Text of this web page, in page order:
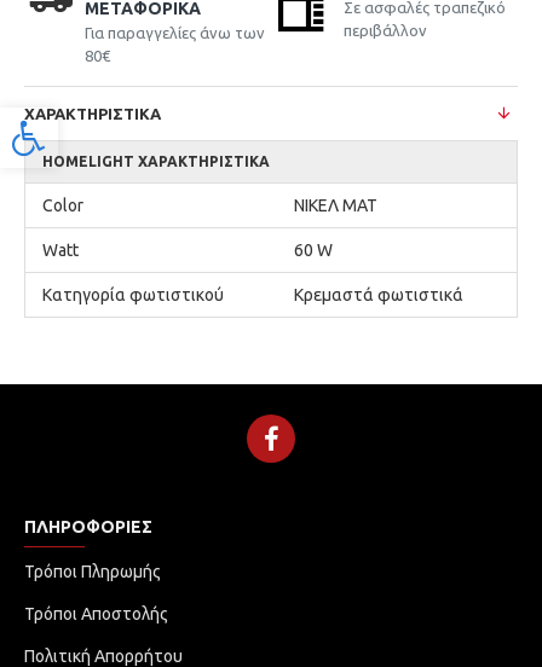
Προσβασιμότητα
ΜΕΤΑΦΟΡΙΚΆ
Για παραγγελίες άνω των
80€
Σε ασφαλές τραπεζικό
περιβάλλον
ΧΑΡΑΚΤΗΡΙΣΤΙΚΆ
HOMELIGHT ΧΑΡΑΚΤΗΡΙΣΤΙΚΆ
Color ΝΙΚΕΛ ΜΑΤ
Watt 60 W
Κατηγορία φωτιστικού Κρεμαστά φωτιστικά
ΠΛΗΡΟΦΟΡΊΕΣ
Τρόποι Πληρωμής
Τρόποι Αποστολής
Πολιτική Απορρήτου